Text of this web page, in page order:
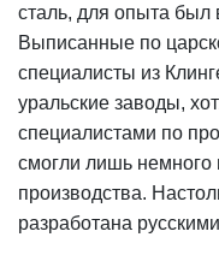
сталь, для опыта был
Выписанные по
специалисты из
уральские заводы,
специалистами по
смогли лишь немного
производства.
разработана